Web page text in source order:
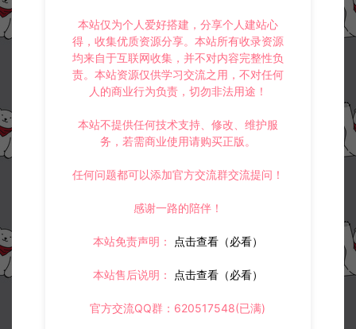
本站仅为个人爱好搭建，分享个人建站心
得，收集优质资源分享。本站所有收录资源
均来自于互联网收集，并不对内容完整性负
责。本站资源仅供学习交流之用，不对任何
人的商业行为负责，切勿非法用途！
本站不提供任何技术支持、修改、维护服
务，若需商业使用请购买正版。
任何问题都可以添加官方交流群交流提问！
感谢一路的陪伴！
本站免责声明： 点击查看（必看）
本站售后说明： 点击查看（必看）
官方交流QQ群：620517548(已满)